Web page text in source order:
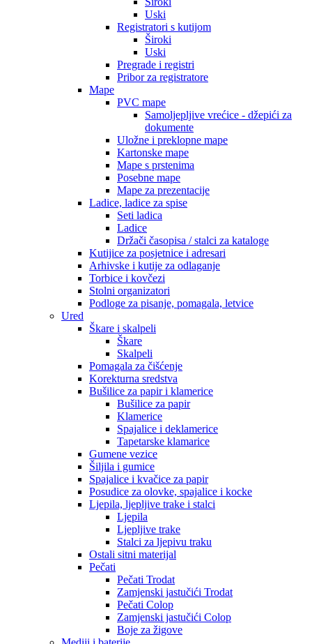
Uski
Registratori s kutijom
Široki
Uski
Pregrade i registri
Pribor za registratore
Mape
PVC mape
Samoljepljive vrećice - džepići za
dokumente
Uložne i preklopne mape
Kartonske mape
Mape s prstenima
Posebne mape
Mape za prezentacije
Ladice, ladice za spise
Seti ladica
Ladice
Držači časopisa / stalci za kataloge
Kutijice za posjetnice i adresari
Arhivske i kutije za odlaganje
Torbice i kovčezi
Stolni organizatori
Podloge za pisanje, pomagala, letvice
Ured
Škare i skalpeli
Škare
Skalpeli
Pomagala za čišćenje
Korekturna sredstva
Bušilice za papir i klamerice
Bušilice za papir
Klamerice
Spajalice i deklamerice
Tapetarske klamarice
Gumene vezice
Šiljila i gumice
Spajalice i kvačice za papir
Posudice za olovke, spajalice i kocke
Ljepila, ljepljive trake i stalci
Ljepila
Ljepljive trake
Stalci za ljepivu traku
Ostali sitni materijal
Pečati
Pečati Trodat
Zamjenski jastučići Trodat
Pečati Colop
Zamjenski jastučići Colop
Boje za žigove